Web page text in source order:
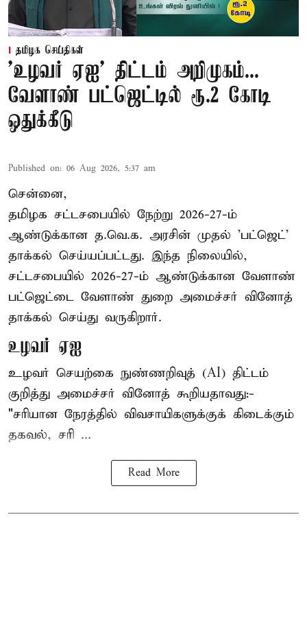
தமிழக செய்திகள்
'உழவர் ஏஐ' திட்டம் அறிமுகம்...
வேளாண் பட்ஜெட்டில் ரூ.2 கோடி
ஒதுக்கீடு
Published on: 06 Aug 2026, 5:37 am
சென்னை,
தமிழக சட்டசபையில் நேற்று 2026-27-ம்
ஆண்டுக்கான த.வெ.க. அரசின் முதல் 'பட்ஜெட்'
தாக்கல் செய்யப்பட்டது. இந்த நிலையில்,
சட்டசபையில் 2026-27-ம் ஆண்டுக்கான வேளாண்
பட்ஜெட்டை வேளாண் துறை அமைச்சர் வினோத்
தாக்கல் செய்து வருகிறார்.
உழவர் ஏஐ
உழவர் செயற்கை நுண்ணறிவுத் (AI) திட்டம்
குறித்து அமைச்சர் வினோத் கூறியதாவது:-
"சரியான நேரத்தில் விவசாயிகளுக்குக் கிடைக்கும்
தகவல், சரி ...
Read More